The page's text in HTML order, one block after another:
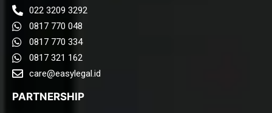
022 3209 3292
0817 770 048
0817 770 334
0817 321 162
care@easylegal.id​
PARTNERSHIP